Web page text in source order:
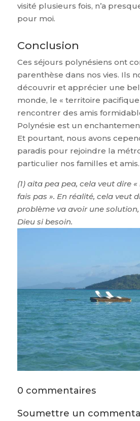
visité plusieurs fois, n’a
pour moi.
Conclusion
Ces séjours polynésiens ont
parenthèse dans nos vies. Ils
découvrir et apprécier une
monde, le « territoire pacifique
rencontrer des amis
Polynésie est un
Et pourtant, nous avons
paradis pour rejoindre la
particulier nos familles et amis.
(1) aita pea pea, cela veut dire «
fais pas ». En réalité, cela veut
problème va avoir une solution,
Dieu si besoin.
0 commentaires
Soumettre un